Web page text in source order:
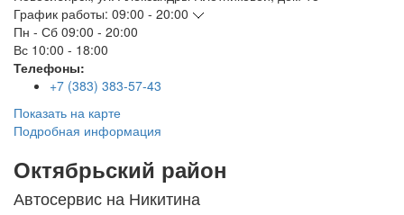
График работы: 09:00 - 20:00
Пн - Сб 09:00 - 20:00
Вс 10:00 - 18:00
Телефоны:
+7 (383) 383-57-43
Показать на карте
Подробная информация
Октябрьский район
Автосервис на Никитина